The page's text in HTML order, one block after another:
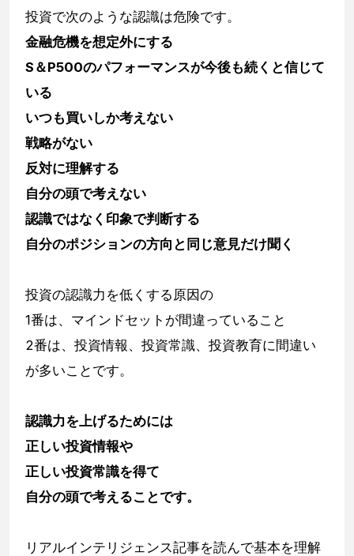
投資で次のような認識は危険です。
金融危機を想定外にする
S＆P500のパフォーマンスが今後も続くと信じて
いる
いつも買いしか考えない
戦略がない
反対に理解する
自分の頭で考えない
認識ではなく印象で判断する
自分のポジションの方向と同じ意見だけ聞く
投資の認識力を低くする原因の
1番は、マインドセットが間違っていること
2番は、投資情報、投資常識、投資教育に間違い
が多いことです。
認識力を上げるためには
正しい投資情報や
正しい投資常識を得て
自分の頭で考えることです。
リアルインテリジェンス記事を読んで基本を理解